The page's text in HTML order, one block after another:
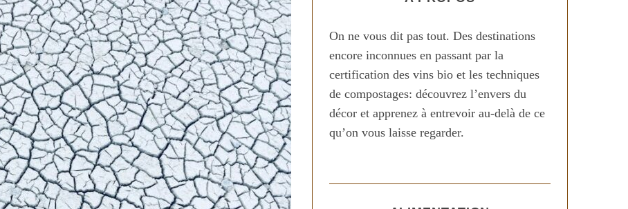
On ne vous dit pas tout. Des destinations
encore inconnues en passant par la
certification des vins bio et les techniques
de compostages: découvrez l’envers du
décor et apprenez à entrevoir au-delà de ce
qu’on vous laisse regarder.